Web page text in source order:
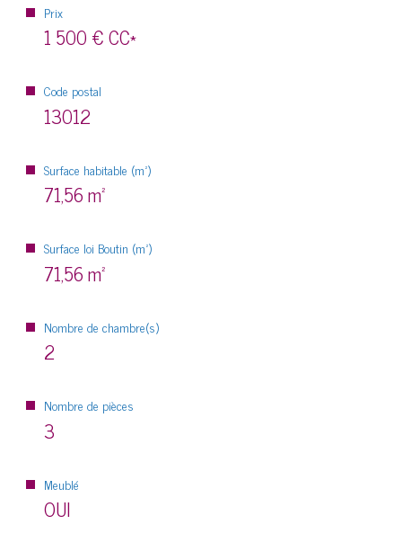
Prix
1 500 €CC*
Code postal
13012
Surface habitable (m²)
71,56 m²
Surface loi Boutin (m²)
71,56 m²
Nombre de chambre(s)
2
Nombre de pièces
3
Meublé
OUI